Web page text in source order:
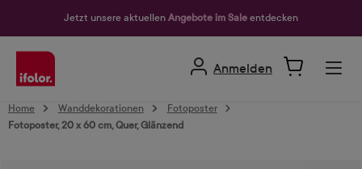
Jetzt unsere aktuellen Angebote im Sale entdecken
Anmelden
Home Wanddekorationen
Fotoposter
Fotoposter, 20 x 60 cm, Quer, Glänzend